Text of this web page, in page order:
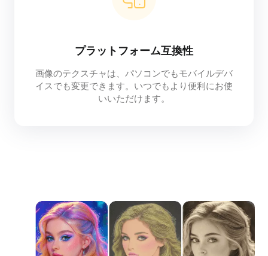
プラットフォーム互換性
画像のテクスチャは、パソコンでもモバイルデバ
イスでも変更できます。いつでもより便利にお使
いいただけます。